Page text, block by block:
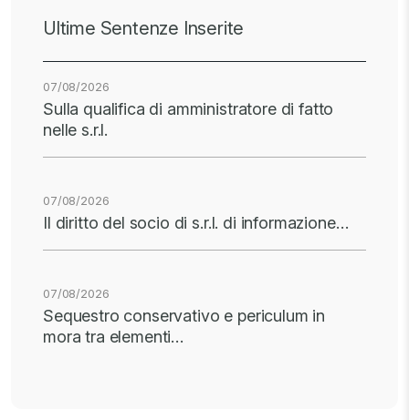
Ultime Sentenze Inserite
07/08/2026
Sulla qualifica di amministratore di fatto
nelle s.r.l.
07/08/2026
Il diritto del socio di s.r.l. di informazione…
07/08/2026
Sequestro conservativo e periculum in
mora tra elementi…